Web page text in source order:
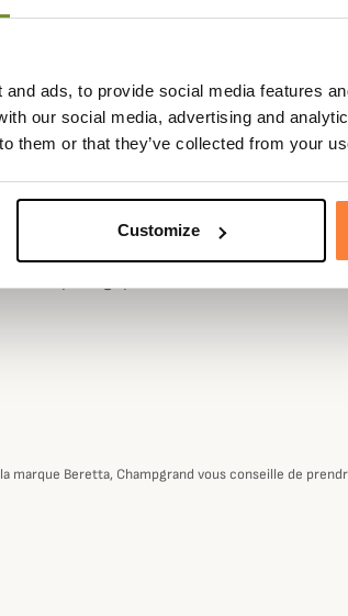
ads, to provide social media features
our social media, advertising and
them or that they’ve collected from your
Customize
et au sec.
soumis à un
Waterproof
supplémentaires
amovible est
visuel.
poches
zippée intérieure et
protégé par un
Genre
Beretta, Champgrand vous conseille de